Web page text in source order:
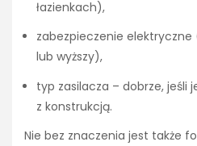
łazienkach),
zabezpieczenie
lub wyższy),
typ zasilacza – dobrze, jeśli
z konstrukcją.
Nie bez znaczenia jest także